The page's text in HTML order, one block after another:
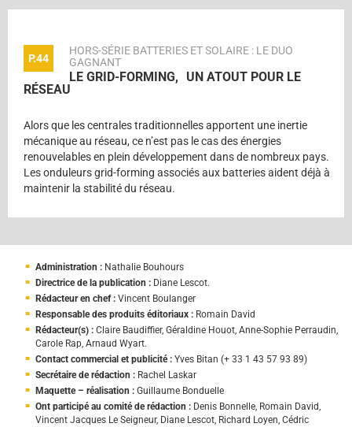
P.44
HORS-SÉRIE BATTERIES ET SOLAIRE : LE DUO
GAGNANT
LE GRID-FORMING, UN ATOUT POUR LE
RÉSEAU
Alors que les centrales traditionnelles apportent une inertie
mécanique au réseau, ce n’est pas le cas des énergies
renouvelables en plein développement dans de nombreux pays.
Les onduleurs grid-forming associés aux batteries aident déjà à
maintenir la stabilité du réseau.
Administration : Nathalie Bouhours
Directrice de la publication : Diane Lescot.
Rédacteur en chef : Vincent Boulanger
Responsable des produits éditoriaux : Romain David
Rédacteur(s) : Claire Baudiffier, Géraldine Houot, Anne-Sophie Perraudin,
Carole Rap, Arnaud Wyart.
Contact commercial et publicité : Yves Bitan (+ 33 1 43 57 93 89)
Secrétaire de rédaction : Rachel Laskar
Maquette – réalisation : Guillaume Bonduelle
Ont participé au comité de rédaction : Denis Bonnelle, Romain David,
Vincent Jacques Le Seigneur, Diane Lescot, Richard Loyen, Cédric